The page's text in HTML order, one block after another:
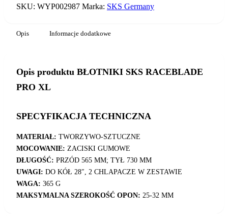
SKU: WYP002987 Marka: SKS Germany
Opis Informacje dodatkowe
Opis produktu BŁOTNIKI SKS RACEBLADE
PRO XL
SPECYFIKACJA TECHNICZNA
MATERIAŁ: TWORZYWO-SZTUCZNE
MOCOWANIE: ZACISKI GUMOWE
DŁUGOŚĆ: PRZÓD 565 MM; TYŁ 730 MM
UWAGI: DO KÓŁ 28″, 2 CHLAPACZE W ZESTAWIE
WAGA: 365 G
MAKSYMALNA SZEROKOŚĆ OPON: 25-32 MM